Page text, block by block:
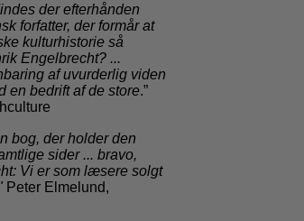
der efterhånden
forfatter, der formår at
kulturhistorie så
Engelbrecht? ...
af uvurderlig viden
en bedrift af de store.”
bog, der holder den
sider ... bravo,
Vi er som læsere solgt
Peter Elmelund,